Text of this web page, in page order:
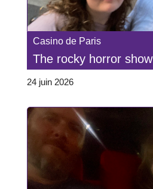
Casino de Paris
The rocky horror show
24 juin 2026